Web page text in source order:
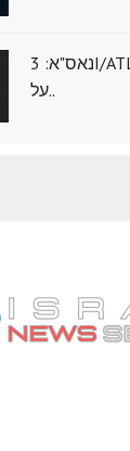
נאס"א: ‏3I/ATLAS עשוי לספק רמזים
על..